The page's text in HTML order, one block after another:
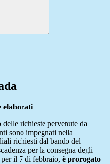
elaborati
richieste pervenute da
sono impegnati nella
richiesti dal bando del
per la consegna degli
il 7 di febbraio, è prorogato